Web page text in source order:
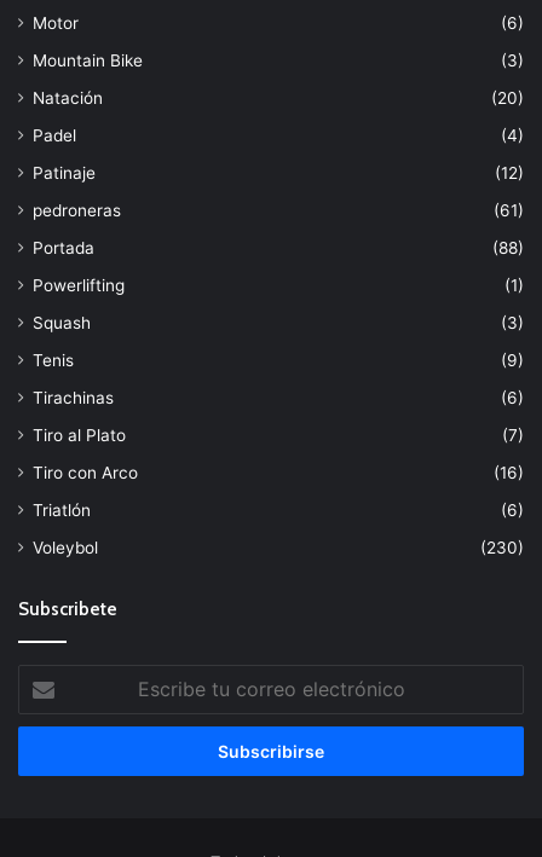
Motor
(6)
Mountain Bike
(3)
Natación
(20)
Padel
(4)
Patinaje
(12)
pedroneras
(61)
Portada
(88)
Powerlifting
(1)
Squash
(3)
Tenis
(9)
Tirachinas
(6)
Tiro al Plato
(7)
Tiro con Arco
(16)
Triatlón
(6)
Voleybol
(230)
Subscribete
tu
correo